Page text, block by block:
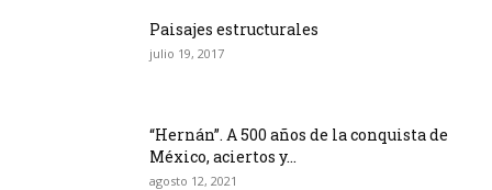
Paisajes estructurales
julio 19, 2017
“Hernán”. A 500 años de la conquista de
México, aciertos y...
agosto 12, 2021